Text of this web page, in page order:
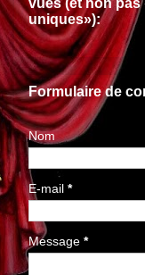
uniques»):
Formulaire de
Nom
E-mail *
Message *